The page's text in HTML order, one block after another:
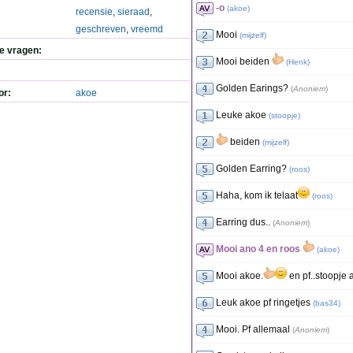
recensie, sieraad ,
geschreven, vreemd
vragen:
akoe
-o (akoe)
Mooi (mijzelf)
Mooi beiden (Henk)
Golden Earings? (Anoniem)
Leuke akoe (stoopje)
beiden (mijzelf)
Golden Earring? (roos)
Haha, kom ik telaat (roos)
Earring dus.. (Anoniem)
Mooi ano 4 en roos (akoe)
Mooi akoe. en pf..stoopje
Leuk akoe pf ringetjes (bas34)
Mooi. Pf allemaal (Anoniem)